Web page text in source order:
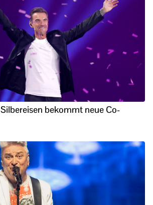
bekommt neue Co-